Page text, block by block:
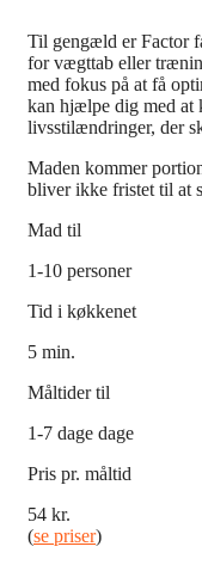
Til gengæld er Factor
for vægttab eller
med fokus på at få
kan hjælpe dig med at
livsstilændringer, der
Maden kommer
bliver ikke fristet til at
Mad til
1-10 personer
Tid i køkkenet
5 min.
Måltider til
1-7 dage dage
Pris pr. måltid
54 kr.
(se priser)